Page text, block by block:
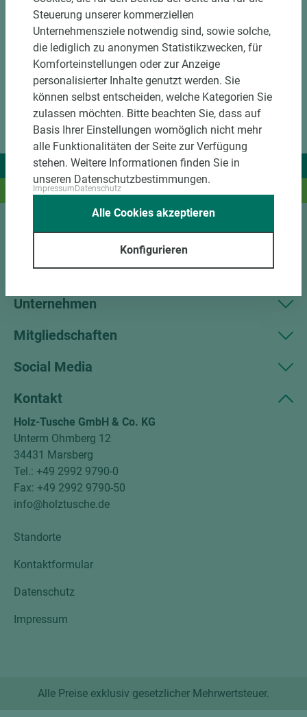
Wir liefern Ideen.
Und das passende Holz dazu.
Kundenservice
Unternehmen
Mitgliedschaften
Social Media
Kontakt
Holz-Tusche GmbH & Co. KG
Unterm Ohmberg 12
34431 Marsberg
Tel.: +49 2992 9790-0
Fax: +49 2992 9790-50
info@holztusche.de
Standorte
Kontaktformular
Datenschutz
Impressum
Alle Preise exklusiv gesetzlicher Mehrwertsteuer.
Steuerung unserer kommerziellen
Unternehmensziele notwendig sind, sowie solche,
die lediglich zu anonymen Statistikzwecken, für
Komforteinstellungen oder zur Anzeige
personalisierter Inhalte genutzt werden. Sie
können selbst entscheiden, welche Kategorien Sie
zulassen möchten. Bitte beachten Sie, dass auf
Basis Ihrer Einstellungen womöglich nicht mehr
alle Funktionalitäten der Seite zur Verfügung
stehen. Weitere Informationen finden Sie in
unseren Datenschutzbestimmungen.
ImpressumDatenschutz
Konfigurieren
Alle Cookies akzeptieren